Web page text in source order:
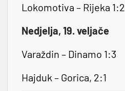
Lokomotiva – Rijeka 1:2
Nedjelja, 19. veljače
Varaždin – Dinamo 1:3
Hajduk – Gorica, 2:1